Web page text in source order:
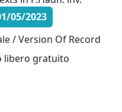
05/2023
/ Version Of Record
libero gratuito